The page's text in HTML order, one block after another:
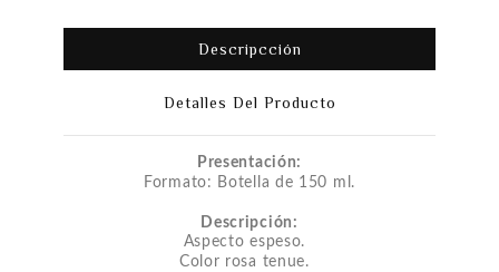
Descripcción
Detalles Del Producto
Presentación:
Formato: Botella de 150 ml.
Descripción:
Aspecto espeso.
Color rosa tenue.